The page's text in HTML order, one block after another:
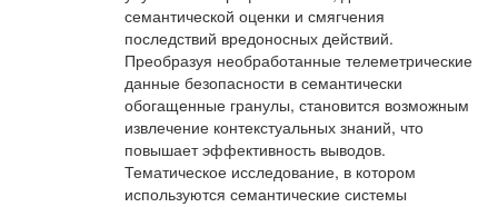
семантической оценки и смягчения
последствий вредоносных действий.
Преобразуя необработанные телеметрические
данные безопасности в семантически
обогащенные гранулы, становится возможным
извлечение контекстуальных знаний, что
повышает эффективность выводов.
Тематическое исследование, в котором
используются семантические системы